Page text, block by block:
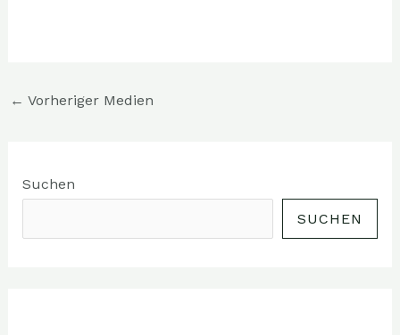
← Vorheriger Medien
Suchen
SUCHEN